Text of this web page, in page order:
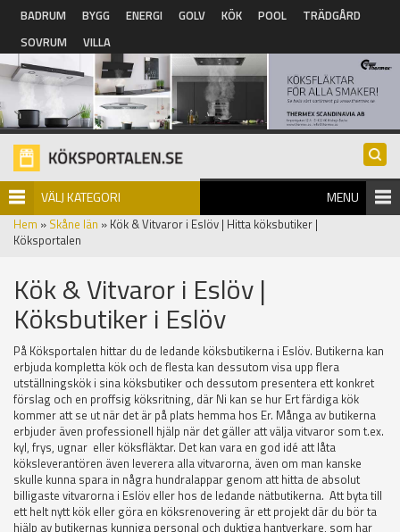
Hoppa till huvudinnehåll
BADRUM BYGG ENERGI GOLV KÖK POOL
TRÄDGÅRD
SOVRUM
VILLA
VÄLJ KATEGORI MENU
Hem » Skåne län » Kök & Vitvaror i Eslöv | Hitta köksbutiker |
Köksportalen
Kök & Vitvaror i Eslöv |
Köksbutiker i Eslöv
På Köksportalen hittar du de ledande köksbutikerna i Eslöv. Butikerna kan
erbjuda kompletta kök och de flesta kan dessutom visa upp flera
utställningskök i sina köksbutiker och dessutom presentera ett konkret
förslag och en proffsig köksritning, där Ni kan se hur Ert färdiga kök
kommer att se ut när det är på plats hemma hos Er. Många av butikerna
erbjuder även professionell hjälp när det gäller att välja vitvaror som t.ex.
kyl, frys, ugnar eller köksfläktar. Det kan vara en god idé att låta
köksleverantören även leverera alla vitvarorna, även om man kanske
skulle kunna spara in några hundralappar genom att hitta de absolut
billigaste vitvarorna i Eslöv eller hos de ledande nätbutikerna. Att byta till
ett helt nytt kök eller göra en köksrenovering är ett projekt där du bör ta
hjälp av butikernas kunniga personal och duktiga hantverkare, som har